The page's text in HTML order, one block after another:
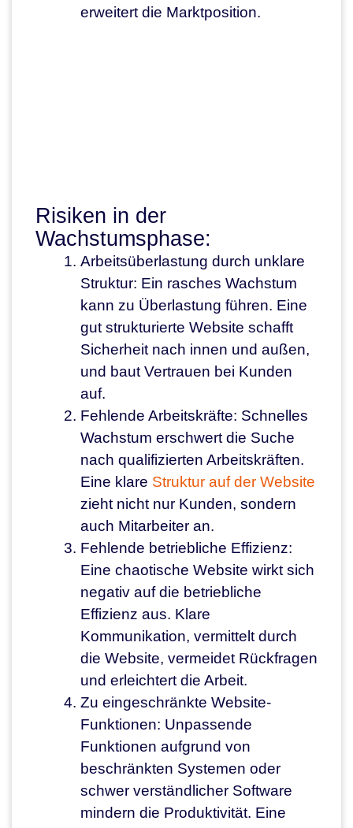
erweitert die Marktposition.
Risiken in der
Wachstumsphase:
Arbeitsüberlastung durch unklare
Struktur: Ein rasches Wachstum
kann zu Überlastung führen. Eine
gut strukturierte Website schafft
Sicherheit nach innen und außen,
und baut Vertrauen bei Kunden
auf.
Fehlende Arbeitskräfte: Schnelles
Wachstum erschwert die Suche
nach qualifizierten Arbeitskräften.
Eine klare Struktur auf der Website
zieht nicht nur Kunden, sondern
auch Mitarbeiter an.
Fehlende betriebliche Effizienz:
Eine chaotische Website wirkt sich
negativ auf die betriebliche
Effizienz aus. Klare
Kommunikation, vermittelt durch
die Website, vermeidet Rückfragen
und erleichtert die Arbeit.
Zu eingeschränkte Website-
Funktionen: Unpassende
Funktionen aufgrund von
beschränkten Systemen oder
schwer verständlicher Software
mindern die Produktivität. Eine